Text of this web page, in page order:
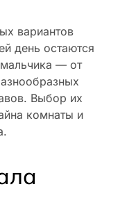
вариантов
день остаются
— от
Выбор их
комнаты и